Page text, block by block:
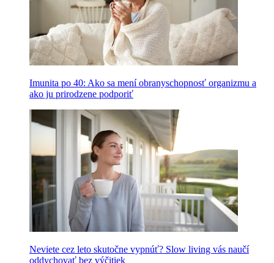
Imunita po 40: Ako sa mení obranyschopnosť organizmu a
ako ju prirodzene podporiť
Neviete cez leto skutočne vypnúť? Slow living vás naučí
oddychovať bez výčitiek